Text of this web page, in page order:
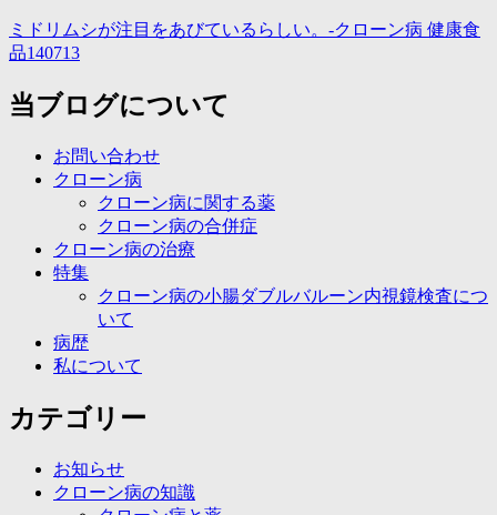
ミドリムシが注目をあびているらしい。-クローン病 健康食
品140713
当ブログについて
お問い合わせ
クローン病
クローン病に関する薬
クローン病の合併症
クローン病の治療
特集
クローン病の小腸ダブルバルーン内視鏡検査につ
いて
病歴
私について
カテゴリー
お知らせ
クローン病の知識